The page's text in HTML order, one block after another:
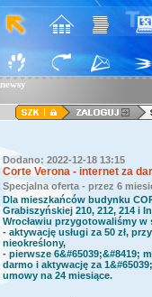
newsy
Dodano: 2022-12-18 13:15
Corte Verona - internet za
Specjalna oferta - przez 6
Dla mieszkańców budynku
Grabiszyńskiej 210, 212, 214 i
Wrocławiu przygotowaliśmy w
- aktywację usługi za 50 zł,
nieokreślony,
- pierwsze 6&#65039;&#8419;
darmo i aktywację za
umowy na 24 miesiące.